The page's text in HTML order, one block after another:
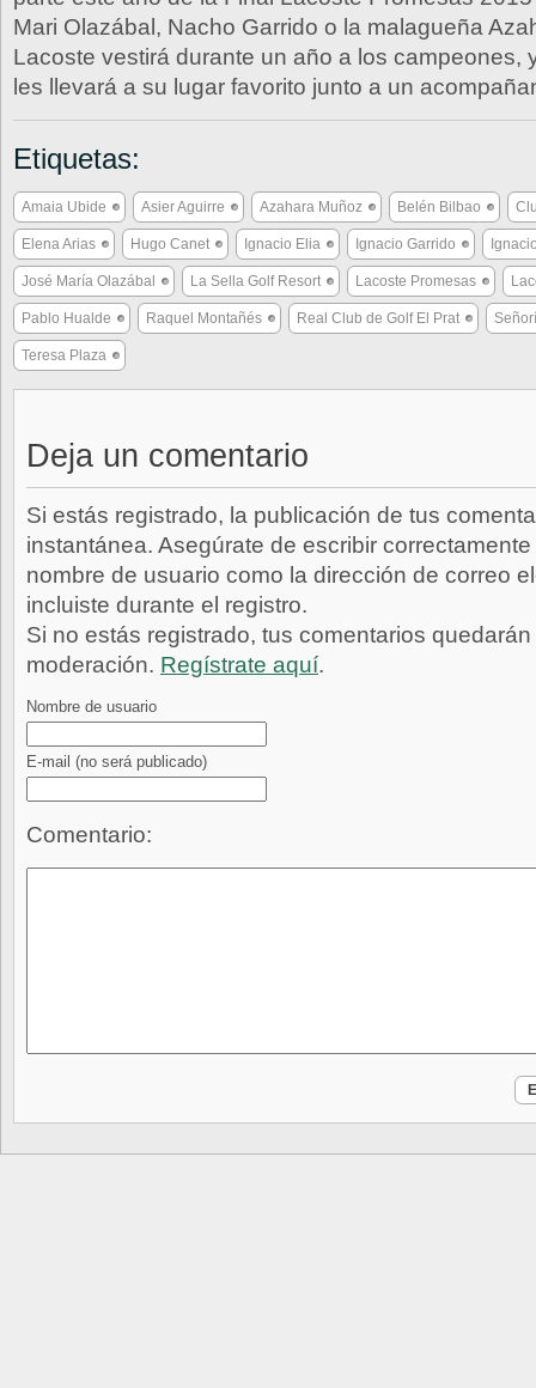
Mari Olazábal, Nacho Garrido o la malagueña
Lacoste vestirá durante un año a los campeones,
les llevará a su lugar favorito junto a un
Etiquetas:
Amaia Ubide Asier Aguirre Azahara Muñoz Belén Bilbao
Elena Arias Hugo Canet Ignacio Elia Ignacio Garrido
José María Olazábal La Sella Golf Resort Lacoste Promesas
Pablo Hualde Raquel Montañés Real Club de Golf El Prat
Teresa Plaza
Deja un comentario
Si estás registrado, la publicación de tus
instantánea. Asegúrate de escribir
nombre de usuario como la dirección de correo
incluiste durante el registro.
Si no estás registrado, tus comentarios
moderación. Regístrate aquí.
Nombre de usuario
E-mail (no será publicado)
Comentario: